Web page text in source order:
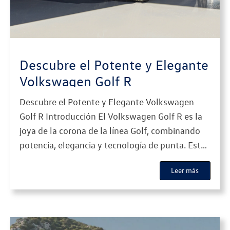
Descubre el Potente y Elegante
Volkswagen Golf R
Descubre el Potente y Elegante Volkswagen
Golf R Introducción El Volkswagen Golf R es la
joya de la corona de la línea Golf, combinando
potencia, elegancia y tecnología de punta. Este
vehículo no solo ofrece un rendimiento
excepcional, sino que también viene equipado
con características de lujo que lo convierten en
Leer más